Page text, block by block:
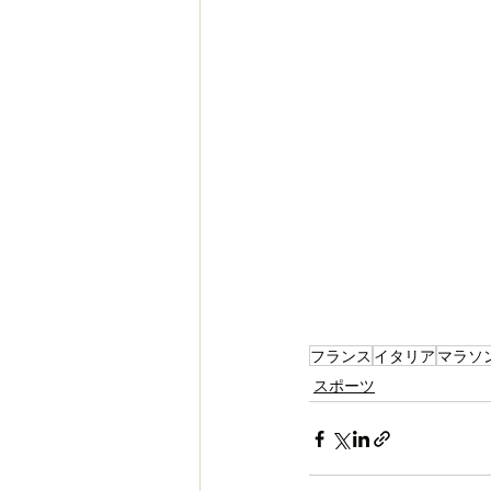
フランス イタリア マラソ
スポーツ